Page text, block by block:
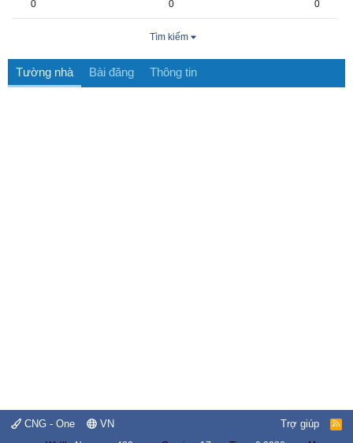
0 0 0
Tìm kiếm
Tường nhà Bài đăng Thông tin
CNG - One VN Trợ giúp
R